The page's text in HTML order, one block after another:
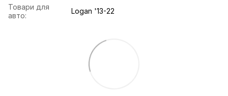
Товари для
авто:
Logan '13-22